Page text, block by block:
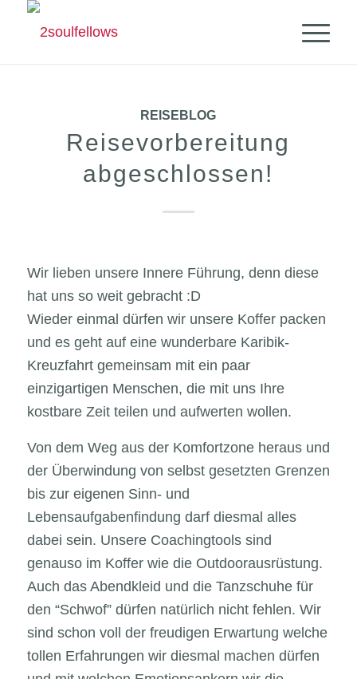
REISEBLOG
Reisevorbereitung
abgeschlossen!
Wir lieben unsere Innere Führung, denn diese
hat uns so weit gebracht :D
Wieder einmal dürfen wir unsere Koffer packen
und es geht auf eine wunderbare Karibik-
Kreuzfahrt gemeinsam mit ein paar
einzigartigen Menschen, die mit uns Ihre
kostbare Zeit teilen und aufwerten wollen.
Von dem Weg aus der Komfortzone heraus und
der Überwindung von selbst gesetzten Grenzen
bis zur eigenen Sinn- und
Lebensaufgabenfindung darf diesmal alles
dabei sein. Unsere Coachingtools sind
genauso im Koffer wie die Outdoorausrüstung.
Auch das Abendkleid und die Tanzschuhe für
den “Schwof” dürfen natürlich nicht fehlen. Wir
sind schon voll der freudigen Erwartung welche
tollen Erfahrungen wir diesmal machen dürfen